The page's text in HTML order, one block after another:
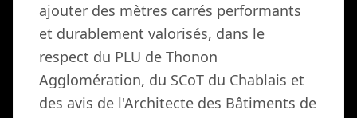
ajouter des mètres carrés performants
et durablement valorisés, dans le
respect du PLU de Thonon
Agglomération, du SCoT du Chablais et
des avis de l'Architecte des Bâtiments de